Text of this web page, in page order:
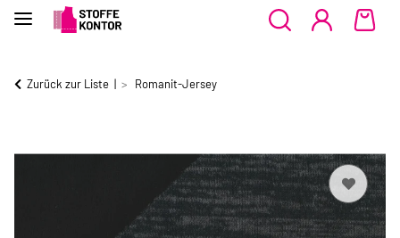
Zurück zur Liste Romanit-Jersey